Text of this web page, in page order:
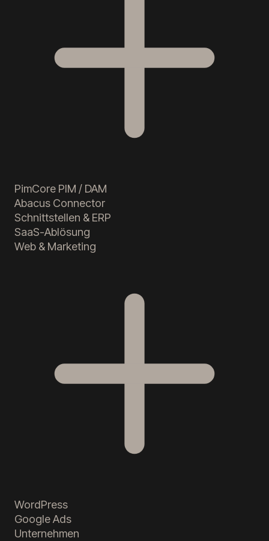
PimCore PIM / DAM
Abacus Connector
Schnittstellen & ERP
SaaS-Ablösung
Web & Marketing
WordPress
Google Ads
Unternehmen